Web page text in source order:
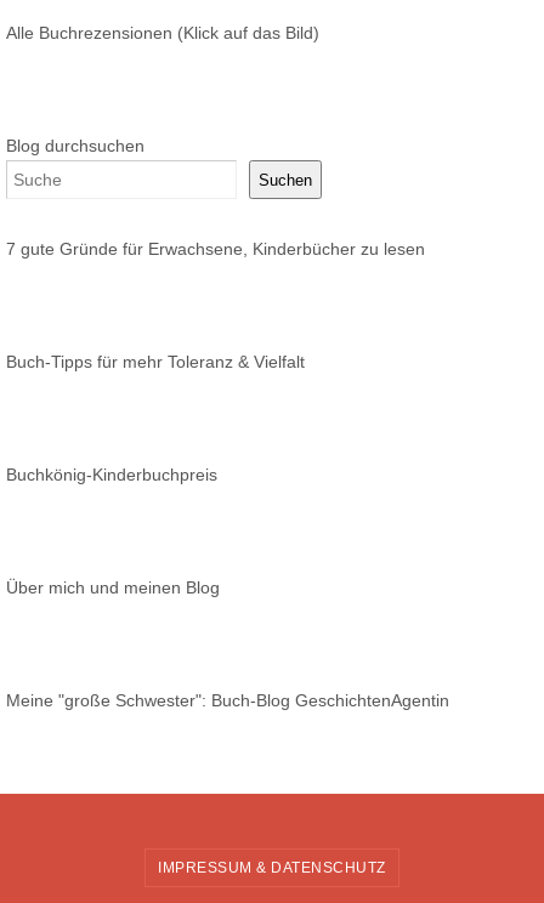
Alle Buchrezensionen (Klick auf das Bild)
Blog durchsuchen
Suchen
7 gute Gründe für Erwachsene, Kinderbücher zu lesen
Buch-Tipps für mehr Toleranz & Vielfalt
Buchkönig-Kinderbuchpreis
Über mich und meinen Blog
Meine "große Schwester": Buch-Blog GeschichtenAgentin
IMPRESSUM & DATENSCHUTZ